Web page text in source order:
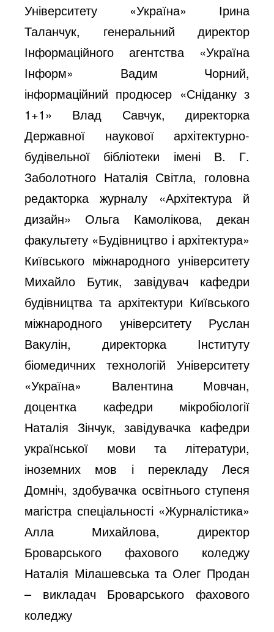
Університету «Україна» Ірина
Таланчук, генеральний директор
Інформаційного агентства «Україна
Інформ» Вадим Чорний,
інформаційний продюсер «Сніданку з
1+1» Влад Савчук, директорка
Державної наукової архітектурно-
будівельної бібліотеки імені В. Г.
Заболотного Наталія Світла, головна
редакторка журналу «Архітектура й
дизайн» Ольга Камолікова, декан
факультету «Будівництво і архітектура»
Київського міжнародного університету
Михайло Бутик, завідувач кафедри
будівництва та архітектури Київського
міжнародного університету Руслан
Вакулін, директорка Інституту
біомедичних технологій Університету
«Україна» Валентина Мовчан,
доцентка кафедри мікробіології
Наталія Зінчук, завідувачка кафедри
української мови та літератури,
іноземних мов і перекладу Леся
Домніч, здобувачка освітнього ступеня
магістра спеціальності «Журналістика»
Алла Михайлова, директор
Броварського фахового коледжу
Наталія Мілашевська та Олег Продан
– викладач Броварського фахового
коледжу